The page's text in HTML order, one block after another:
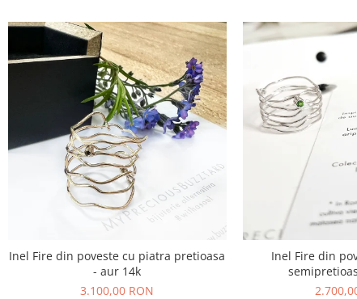
Inel Fire din poveste cu piatra pretioasa
- aur 14k
3.100,00 RON
Inel Fire din